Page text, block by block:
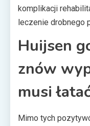
komplikacji
leczenie drobnego
Huijsen
znów
musi
Mimo tych